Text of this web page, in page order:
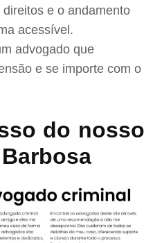
e o andamento
acessível.
advogado que
e se importe com o
do nosso